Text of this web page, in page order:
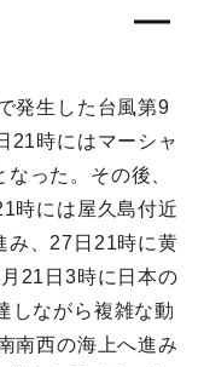
発生した台風第9
21時にはマーシャ
った。その後、
時には屋久島付近
み、27日21時に黄
21日3時に日本の
しながら複雑な動
南西の海上へ進み